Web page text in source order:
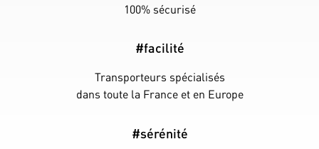
100% sécurisé
#facilité
Transporteurs spécialisés
dans toute la France et en Europe
#sérénité